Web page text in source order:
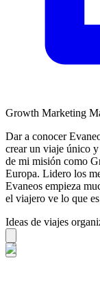
Growth Marketing
Dar a conocer
crear un viaje único
de mi misión como
Europa. Lidero los
Evaneos empieza
el viajero ve lo que
Ideas de viajes